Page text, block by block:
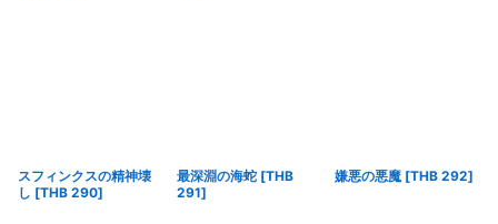
スフィンクスの精神壊
し [THB 290]
最深淵の海蛇 [THB
291]
嫌悪の悪魔 [THB 292]